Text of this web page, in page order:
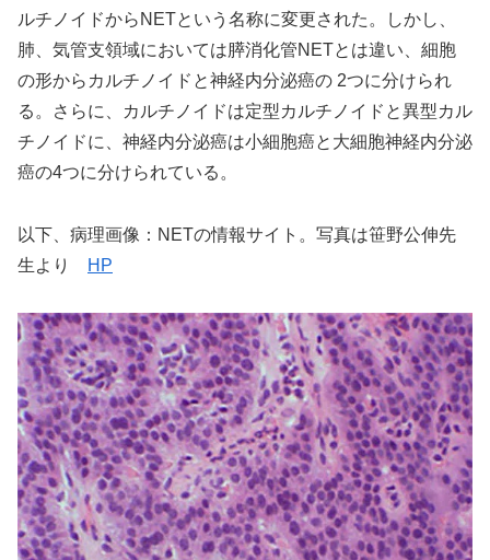
ルチノイドからNETという名称に変更された。しかし、
肺、気管支領域においては膵消化管NETとは違い、細胞
の形からカルチノイドと神経内分泌癌の 2つに分けられ
る。さらに、カルチノイドは定型カルチノイドと異型カル
チノイドに、神経内分泌癌は小細胞癌と大細胞神経内分泌
癌の4つに分けられている。
以下、病理画像：NETの情報サイト。写真は笹野公伸先
生より
HP